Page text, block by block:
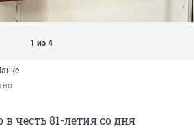
1 из 4
честь 81-летия со дня